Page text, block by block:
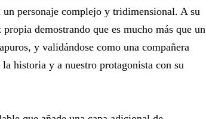
personaje complejo y tridimensional. A su
demostrando que es mucho más que un
y validándose como una compañera
historia y a nuestro protagonista con su